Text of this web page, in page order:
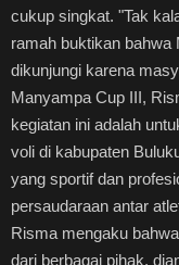
cukup singkat. "Tak
ramah buktikan bahwa
dikunjungi karena
Manyampa Cup III,
kegiatan ini adalah
voli di kabupaten
yang sportif dan
persaudaraan antar
Risma mengaku
dari berbagai pihak,